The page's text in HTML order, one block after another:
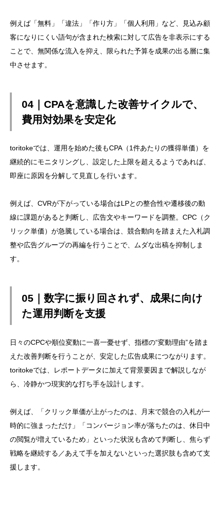
例えば「無料」「違法」「作り方」「個人利用」など、見込み顧
客になりにくい語句が含まれた検索に対して広告を非表示にする
ことで、無関係な流入を抑え、限られた予算を成果の出る層に集
中させます。
04｜CPAを意識した改善サイクルで、
費用対効果を安定化
toritokeでは、運用を始めた後もCPA（1件あたりの獲得単価）を
継続的にモニタリングし、設定した上限を超えるようであれば、
即座に原因を分解して見直しを行います。
例えば、CVRが下がっている場合はLPとの整合性や遷移後の動
線に課題があると判断し、広告文やキーワードを調整。CPC（ク
リック単価）が急騰している場合は、競合動向を踏まえた入札調
整や広告グループの再編を行うことで、ムダな出稿を抑制しま
す。
05｜数字に振り回されず、成果に向け
た運用判断を支援
日々のCPCや順位変動に一喜一憂せず、指標の“変動理由”を踏ま
えた改善判断を行うことが、安定した広告成果につながります。
toritokeでは、レポートデータに加えて背景要因まで解説しなが
ら、冷静かつ現実的な打ち手を設計します。
例えば、「クリック単価が上がったのは、月末で競合の入札が一
時的に強まっただけ」「コンバージョン率が落ちたのは、休日中
の閲覧が増えているため」といった状況も含めて判断し、焦らず
戦略を継続する／あえて手を加えないといった選択肢も含めて支
援します。